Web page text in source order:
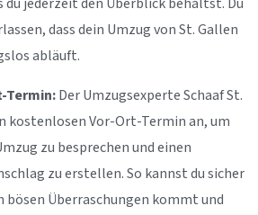
du jederzeit den Überblick behältst. Du
dass dein Umzug von St. Gallen
abläuft.
Termin:Der Umzugsexperte Schaaf St.
kostenlosen Vor-Ort-Termin an, um
zu besprechen und einen
zu erstellen. So kannst du sicher
bösen Überraschungen kommt und